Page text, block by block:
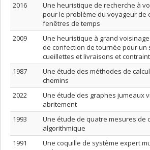
2016
Une heuristique de recherche à
pour le problème du voyageur de
fenêtres de temps
2009
Une heuristique à grand
de confection de tournée pour un
cueillettes et livraisons et
1987
Une étude des méthodes de
chemins
2022
Une étude des graphes jumeaux
abritement
1993
Une étude de quatre mesures de
algorithmique
1991
Une coquille de système expert